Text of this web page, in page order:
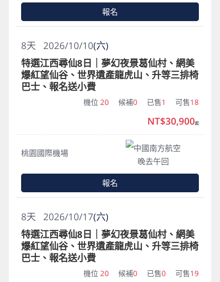
報名
2026/10/10(六)
8天
特選江西尋仙8日｜夢幻夜景葛仙村、網美
爆紅望仙谷、世界遺產龍虎山、升等三排椅
巴士、報名送小費
機位 20 候補0 已售1 可售18
桃園國際機場
中國南方航空
晚去午回
NT$30,900起
報名
2026/10/17(六)
8天
特選江西尋仙8日｜夢幻夜景葛仙村、網美
爆紅望仙谷、世界遺產龍虎山、升等三排椅
巴士、報名送小費
機位 20 候補0 已售0 可售19